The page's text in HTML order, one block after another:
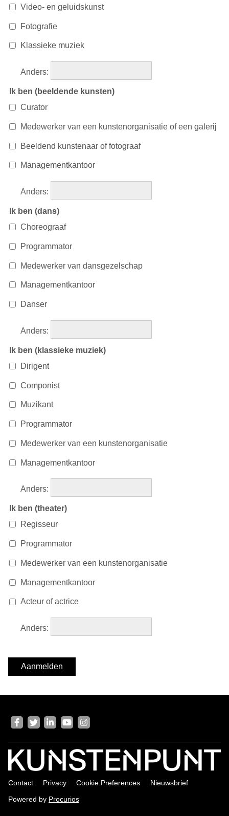
Video- en geluidskunst
Fotografie
Klassieke muziek
Anders:
Ik ben (beeldende kunsten)
Curator
Medewerker van een kunstenorganisatie of een galerij
Beeldend kunstenaar of fotograaf
Managementkantoor
Anders:
Ik ben (dans)
Choreograaf
Programmator
Medewerker van dansgezelschap
Managementkantoor
Danser
Anders:
Ik ben (klassieke muziek)
Dirigent
Componist
Muzikant
Programmator
Medewerker van een kunstenorganisatie
Managementkantoor
Anders:
Ik ben (theater)
Regisseur
Programmator
Medewerker van een kunstenorganisatie
Managementkantoor
Acteur of actrice
Anders:
Aanmelden
s
t
o
u
Contact Privacy Cookie Preferences Nieuwsbrief
Powered by Procurios